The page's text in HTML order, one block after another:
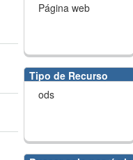
Página web
Tipo de Recurso
ods